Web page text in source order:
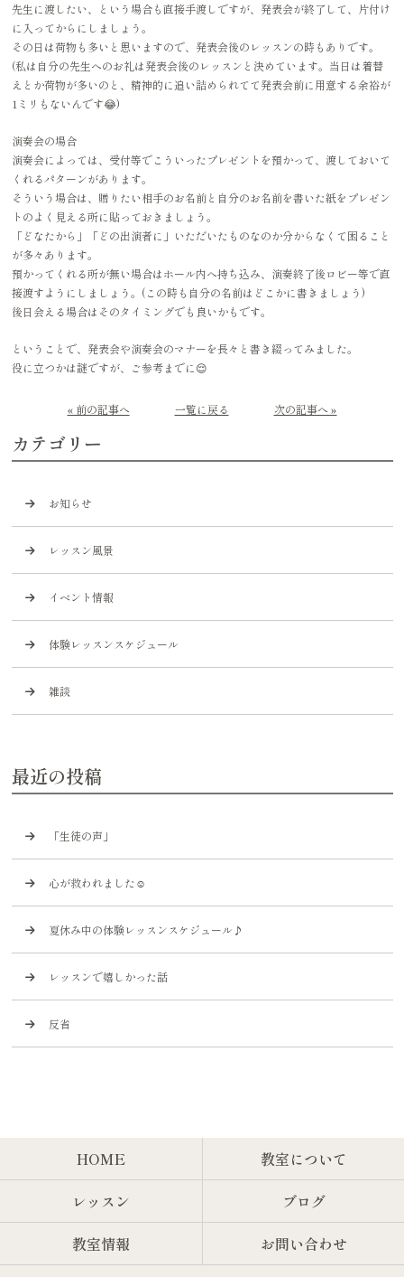
先生に渡したい、という場合も直接手渡しですが、発表会が終了して、片付け
に入ってからにしましょう。
その日は荷物も多いと思いますので、発表会後のレッスンの時もありです。
(私は自分の先生へのお礼は発表会後のレッスンと決めています。当日は着替
えとか荷物が多いのと、精神的に追い詰められてて発表会前に用意する余裕が
1ミリもないんです😂)
演奏会の場合
演奏会によっては、受付等でこういったプレゼントを預かって、渡しておいて
くれるパターンがあります。
そういう場合は、贈りたい相手のお名前と自分のお名前を書いた紙をプレゼン
トのよく見える所に貼っておきましょう。
「どなたから」「どの出演者に」いただいたものなのか分からなくて困ること
が多々あります。
預かってくれる所が無い場合はホール内へ持ち込み、演奏終了後ロビー等で直
接渡すようにしましょう。(この時も自分の名前はどこかに書きましょう)
後日会える場合はそのタイミングでも良いかもです。
ということで、発表会や演奏会のマナーを長々と書き綴ってみました。
役に立つかは謎ですが、ご参考までに😌
« 前の記事へ 一覧に戻る 次の記事へ »
カテゴリー
お知らせ
レッスン風景
イベント情報
体験レッスンスケジュール
雑談
最近の投稿
「生徒の声」
心が救われました☺️
夏休み中の体験レッスンスケジュール♪
レッスンで嬉しかった話
反省
HOME
教室について
レッスン
ブログ
教室情報
お問い合わせ